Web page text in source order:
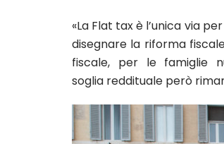
«La Flat tax è l’unica via
disegnare la riforma
fiscale, per le famiglie
soglia reddituale però